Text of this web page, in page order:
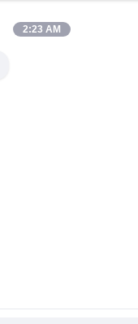
2:23 AM